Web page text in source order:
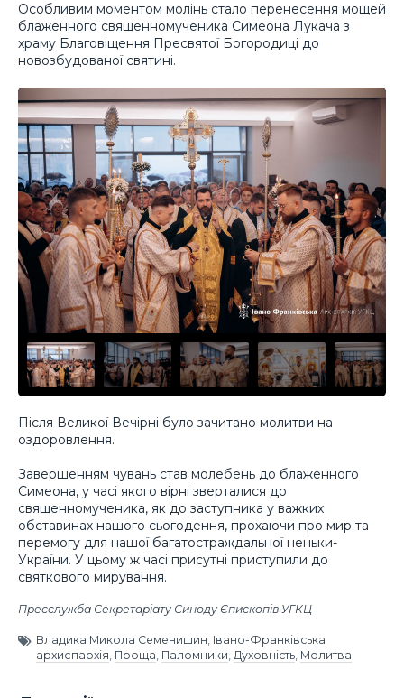
Особливим моментом молінь стало перенесення мощей
блаженного священномученика Симеона Лукача з
храму Благовіщення Пресвятої Богородиці до
новозбудованої святині.
Після Великої Вечірні було зачитано молитви на
оздоровлення.
Завершенням чувань став молебень до блаженного
Симеона, у часі якого вірні зверталися до
священномученика, як до заступника у важких
обставинах нашого сьогодення, прохаючи про мир та
перемогу для нашої багатостраждальної неньки-
України. У цьому ж часі присутні приступили до
святкового мирування.
Пресслужба Секретаріату Синоду Єпископів УГКЦ
Владика Микола Семенишин, Івано-Франківська
архиєпархія, Проща, Паломники, Духовність, Молитва